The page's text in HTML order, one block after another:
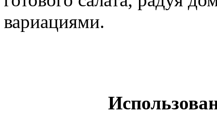
вариациями.